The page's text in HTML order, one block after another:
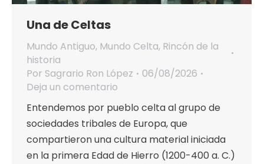
Una de Celtas
Mundo Antiguo, Mundo Celta, Rincón de la
historia
Por Sagrario Ron López
06/08/2026
Deja un comentario
Entendemos por pueblo celta al grupo de
sociedades tribales de Europa, que
compartieron una cultura material iniciada
en la primera Edad de Hierro (1200-400 a. C.)